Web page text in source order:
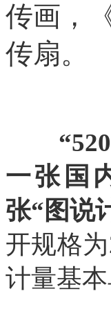
传画，
传扇。
“520
一张国
张“图说
开规格
计量基本